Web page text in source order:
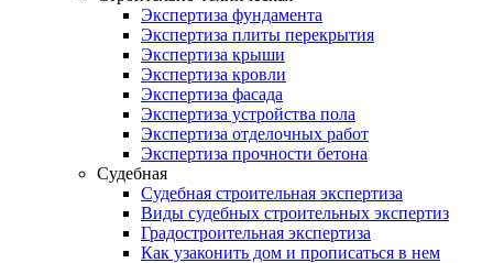
Экспертиза фундамента
Экспертиза плиты перекрытия
Экспертиза крыши
Экспертиза кровли
Экспертиза фасада
Экспертиза устройства пола
Экспертиза отделочных работ
Экспертиза прочности бетона
Судебная
Судебная строительная экспертиза
Виды судебных строительных экспертиз
Градостроительная экспертиза
Как узаконить дом и прописаться в нем